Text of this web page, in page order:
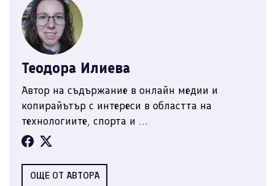
Теодора Илиева
Автор на съдържание в онлайн медии и
копирайътър с интереси в областта на
технологиите, спорта и ...
ОЩЕ ОТ АВТОРА